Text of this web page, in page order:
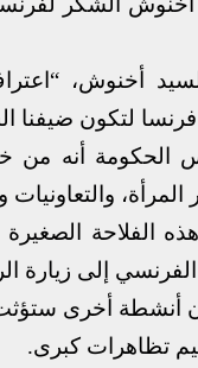
أخنوش،
فرنسا لتكون
أنه من
والتعاونيات
الفلاحة الصغيرة
الفرنسي إلى زيارة
أنشطة أخرى ستؤثت
تظاهرات كبرى.